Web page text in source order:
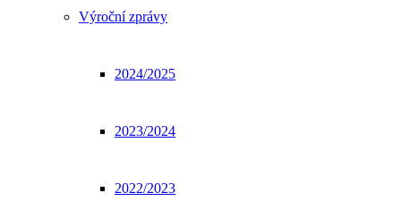
Výroční zprávy
2024/2025
2023/2024
2022/2023